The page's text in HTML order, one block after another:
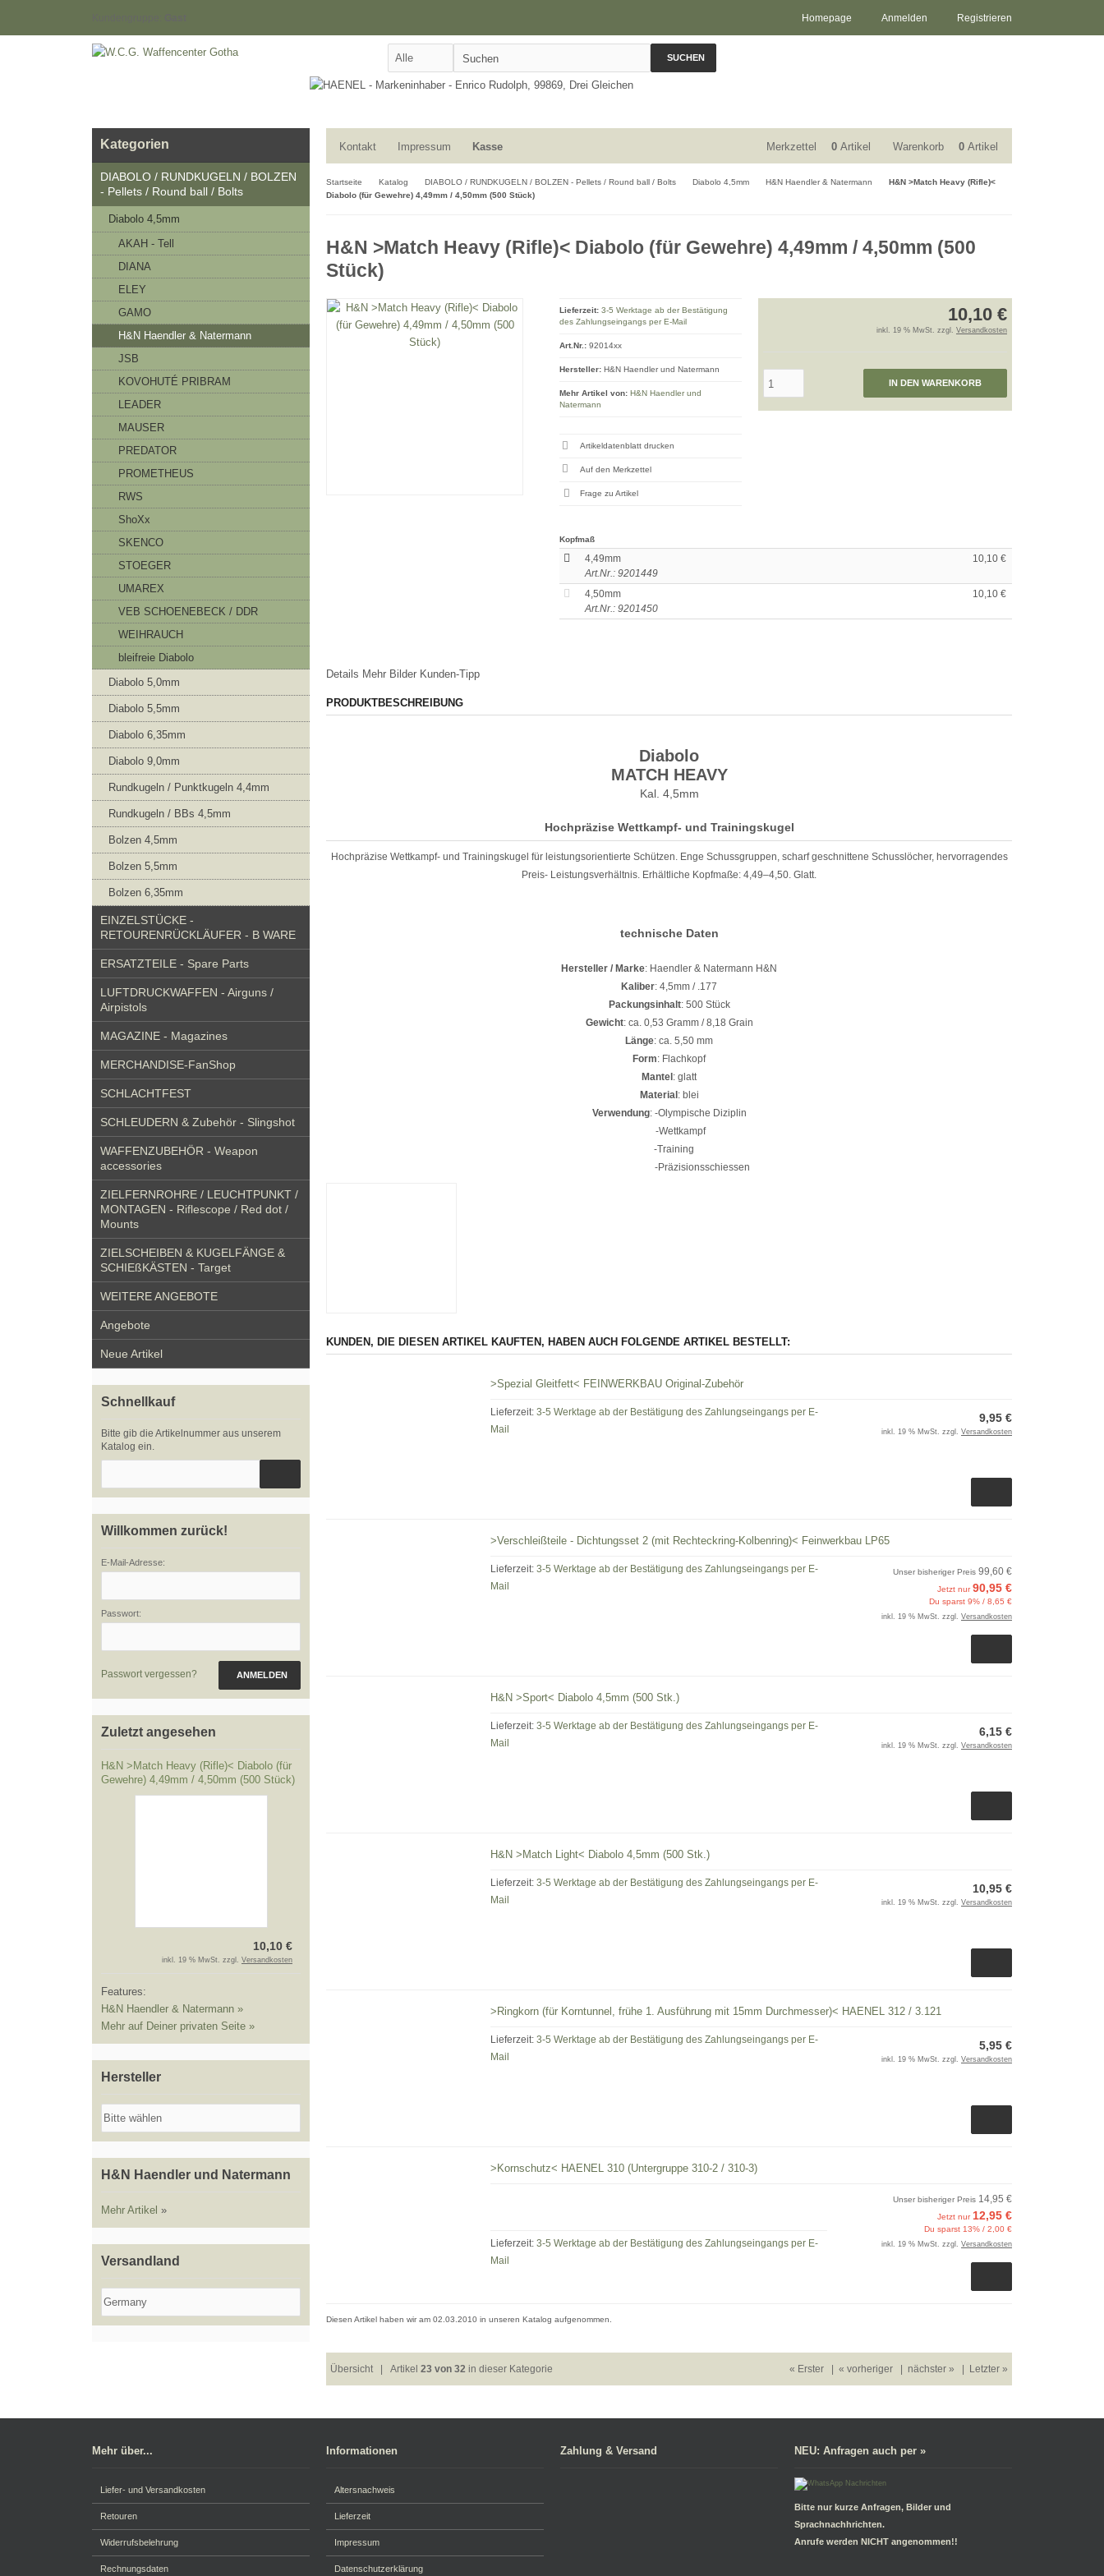
Registrieren
Anmelden
Homepage
SUCHEN
Kontakt Impressum Kasse Warenkorb 0 Artikel
Merkzettel 0 Artikel
Startseite Katalog DIABOLO / RUNDKUGELN / BOLZEN - Pellets / Round ball / Bolts Diabolo 4,5mm H&N Haendler & Natermann
H&N >Match Heavy (Rifle)<
Diabolo (für Gewehre) 4,49mm / 4,50mm (500 Stück)
H&N >Match Heavy (Rifle)< Diabolo (für Gewehre) 4,49mm / 4,50mm (500
Stück)
10,10 €
inkl. 19 % MwSt. zzgl. Versandkosten
IN DEN WARENKORB
Lieferzeit: 3-5 Werktage ab der Bestätigung
des Zahlungseingangs per E-Mail
Art.Nr.: 92014xx
Hersteller: H&N Haendler und Natermann
Mehr Artikel von: H&N Haendler und
Natermann
Artikeldatenblatt drucken
Frage zu Artikel
Kopfmaß
4,49mm
10,10 €
Art.Nr.: 9201449
4,50mm
10,10 €
Art.Nr.: 9201450
Details Mehr Bilder Kunden-Tipp
PRODUKTBESCHREIBUNG
Diabolo
MATCH HEAVY
Kal. 4,5mm
Hochpräzise Wettkampf- und Trainingskugel
Hochpräzise Wettkampf- und Trainingskugel für leistungsorientierte Schützen. Enge Schussgruppen, scharf geschnittene Schusslöcher, hervorragendes
Preis- Leistungsverhältnis. Erhältliche Kopfmaße: 4,49–4,50. Glatt.
technische Daten
Hersteller / Marke: Haendler & Natermann H&N
Kaliber: 4,5mm / .177
Packungsinhalt: 500 Stück
Gewicht: ca. 0,53 Gramm / 8,18 Grain
Länge: ca. 5,50 mm
Form: Flachkopf
Mantel : glatt
Material : blei
Verwendung: -Olympische Diziplin
-Wettkampf
-Training
-Präzisionsschiessen
KUNDEN, DIE DIESEN ARTIKEL KAUFTEN, HABEN AUCH FOLGENDE ARTIKEL BESTELLT:
>Spezial Gleitfett< FEINWERKBAU Original-Zubehör
Lieferzeit:3-5 Werktage ab der Bestätigung des Zahlungseingangs per E-
Mail
9,95 €
inkl. 19 % MwSt. zzgl. Versandkosten
>Verschleißteile - Dichtungsset 2 (mit Rechteckring-Kolbenring)< Feinwerkbau LP65
Lieferzeit:3-5 Werktage ab der Bestätigung des Zahlungseingangs per E-
Mail
Unser bisheriger Preis 99,60 €
Jetzt nur90,95 €
Du sparst 9% / 8,65 €
inkl. 19 % MwSt. zzgl. Versandkosten
H&N >Sport< Diabolo 4,5mm (500 Stk.)
Lieferzeit:3-5 Werktage ab der Bestätigung des Zahlungseingangs per E-
Mail
6,15 €
inkl. 19 % MwSt. zzgl. Versandkosten
H&N >Match Light< Diabolo 4,5mm (500 Stk.)
Lieferzeit:3-5 Werktage ab der Bestätigung des Zahlungseingangs per E-
Mail
10,95 €
inkl. 19 % MwSt. zzgl. Versandkosten
>Ringkorn (für Korntunnel, frühe 1. Ausführung mit 15mm Durchmesser)< HAENEL 312 / 3.121
Lieferzeit:3-5 Werktage ab der Bestätigung des Zahlungseingangs per E-
Mail
5,95 €
inkl. 19 % MwSt. zzgl. Versandkosten
>Kornschutz< HAENEL 310 (Untergruppe 310-2 / 310-3)
Lieferzeit:3-5 Werktage ab der Bestätigung des Zahlungseingangs per E-
Mail
Unser bisheriger Preis 14,95 €
Jetzt nur 12,95 €
Du sparst 13% / 2,00 €
inkl. 19 % MwSt. zzgl. Versandkosten
Diesen Artikel haben wir am 02.03.2010 in unseren Katalog aufgenommen.
Übersicht| Artikel 23 von 32 in dieser Kategorie « Erster « vorheriger nächster » Letzter »
Kategorien
DIABOLO / RUNDKUGELN / BOLZEN
- Pellets / Round ball / Bolts
Diabolo 4,5mm
AKAH - Tell
DIANA
ELEY
GAMO
H&N Haendler & Natermann
JSB
KOVOHUTÉ PRIBRAM
LEADER
MAUSER
PREDATOR
PROMETHEUS
RWS
ShoXx
SKENCO
STOEGER
UMAREX
VEB SCHOENEBECK / DDR
WEIHRAUCH
bleifreie Diabolo
Diabolo 5,0mm
Diabolo 5,5mm
Diabolo 6,35mm
Diabolo 9,0mm
Rundkugeln / Punktkugeln 4,4mm
Rundkugeln / BBs 4,5mm
Bolzen 4,5mm
Bolzen 5,5mm
Bolzen 6,35mm
EINZELSTÜCKE -
RETOURENRÜCKLÄUFER - B WARE
ERSATZTEILE - Spare Parts
LUFTDRUCKWAFFEN - Airguns /
Airpistols
MAGAZINE - Magazines
MERCHANDISE-FanShop
SCHLACHTFEST
SCHLEUDERN & Zubehör - Slingshot
WAFFENZUBEHÖR - Weapon
accessories
ZIELFERNROHRE / LEUCHTPUNKT /
MONTAGEN - Riflescope / Red dot /
Mounts
ZIELSCHEIBEN & KUGELFÄNGE &
SCHIEßKÄSTEN - Target
WEITERE ANGEBOTE
Angebote
Neue Artikel
Schnellkauf
Bitte gib die Artikelnummer aus unserem
Katalog ein.
Willkommen zurück!
E-Mail-Adresse:
Passwort:
Passwort vergessen? ANMELDEN
Zuletzt angesehen
H&N >Match Heavy (Rifle)< Diabolo (für
Gewehre) 4,49mm / 4,50mm (500 Stück)
10,10 €
inkl. 19 % MwSt. zzgl. Versandkosten
Features:
H&N Haendler & Natermann »
Mehr auf Deiner privaten Seite »
Hersteller
H&N Haendler und Natermann
Mehr Artikel »
Versandland
Mehr über...
Liefer- und Versandkosten
Retouren
Widerrufsbelehrung
Rechnungsdaten
Informationen
Altersnachweis
Lieferzeit
Impressum
Datenschutzerklärung
Zahlung & Versand NEU: Anfragen auch per »
Bitte nur kurze Anfragen, Bilder und
Sprachnachhrichten.
Anrufe werden NICHT angenommen!!